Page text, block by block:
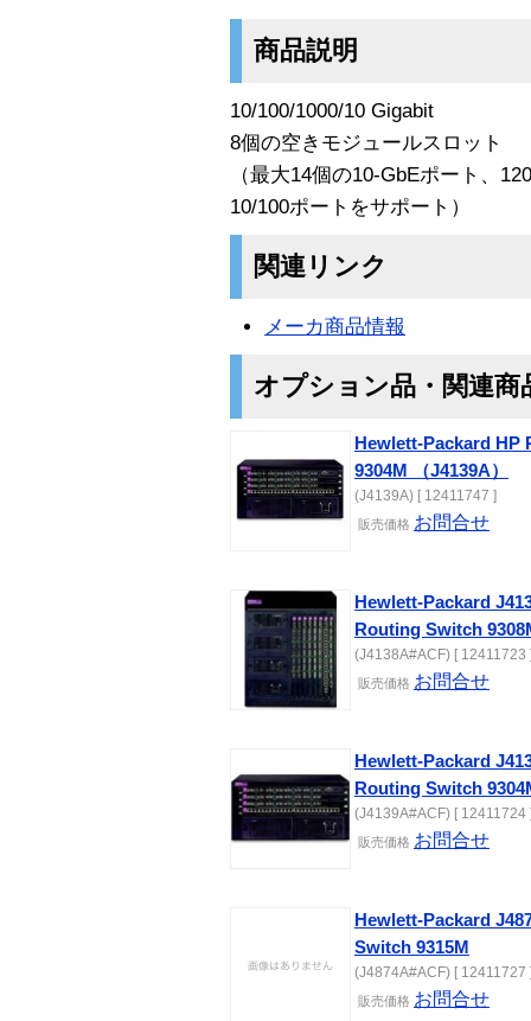
商品説明
10/100/1000/10 Gigabit
8個の空きモジュールスロット
（最大14個の10-GbEポート、
10/100ポートをサポート）
関連リンク
メーカ商品情報
オプション品・関連商
Hewlett-Packard
9304M （J4139A）
(J4139A) [ 12411747 ]
販売価格 お問合せ
Hewlett-Packard
Routing Switch
(J4138A#ACF) [ 12411723
販売価格 お問合せ
Hewlett-Packard
Routing Switch
(J4139A#ACF) [ 12411724
販売価格 お問合せ
Hewlett-Packard
Switch 9315M
(J4874A#ACF) [ 12411727
販売価格 お問合せ